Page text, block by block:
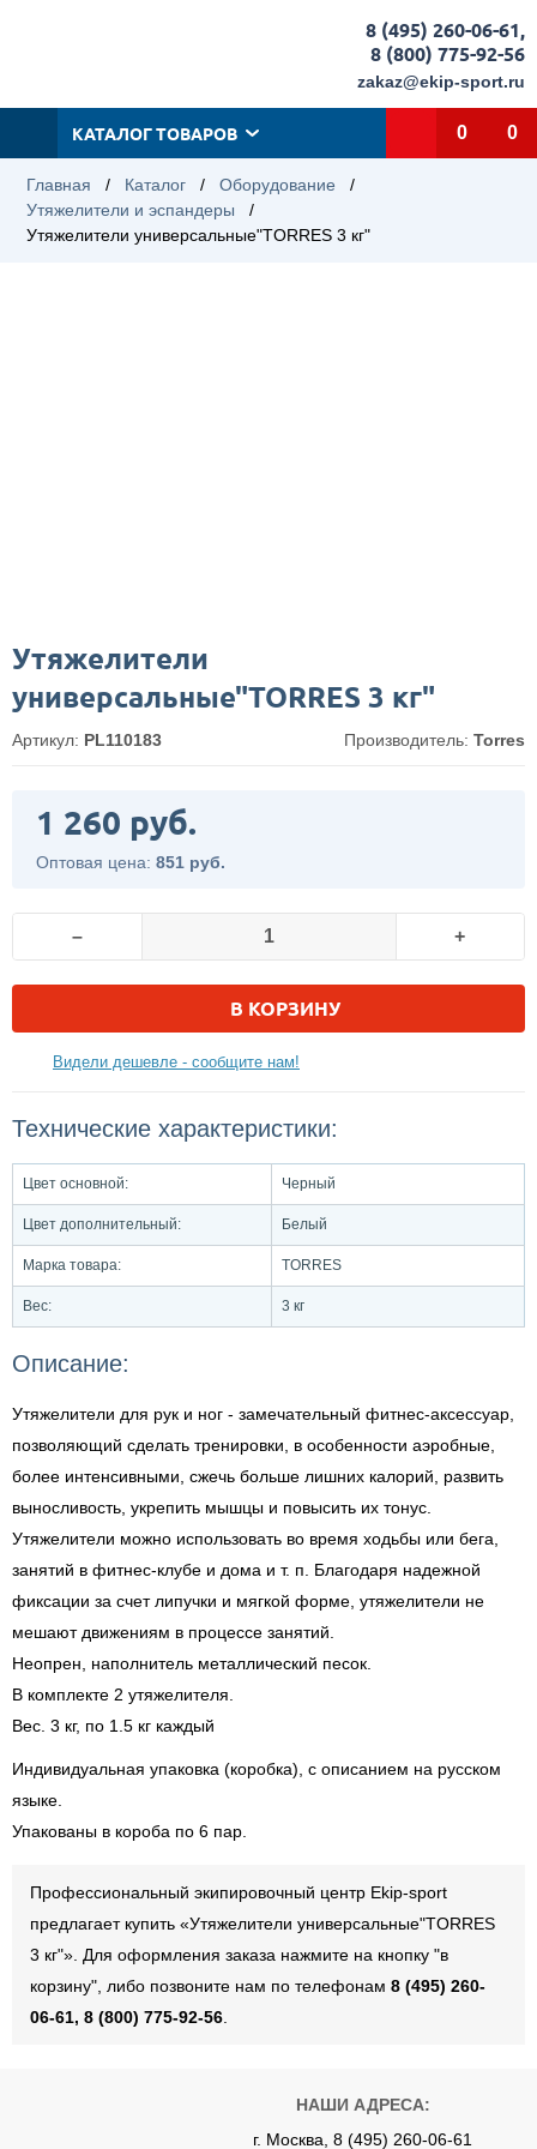
8 (495) 260-06-61,
8 (800) 775-92-56
zakaz@ekip-sport.ru
КАТАЛОГ ТОВАРОВ 0 0
Главная / Каталог / Оборудование
/
Утяжелители и эспандеры
/
Утяжелители универсальные"TORRES 3 кг"
Утяжелители
универсальные"TORRES 3 кг"
Артикул: PL110183 Производитель: Torres
1 260 руб.
Оптовая цена: 851 руб.
– +
В КОРЗИНУ
Видели дешевле - сообщите нам!
Технические характеристики:
Цвет основной: Черный
Цвет дополнительный: Белый
Марка товара: TORRES
Вес: 3 кг
Описание:
Утяжелители для рук и ног - замечательный фитнес-аксессуар,
позволяющий сделать тренировки, в особенности аэробные,
более интенсивными, сжечь больше лишних калорий, развить
выносливость, укрепить мышцы и повысить их тонус.
Утяжелители можно использовать во время ходьбы или бега,
занятий в фитнес-клубе и дома и т. п. Благодаря надежной
фиксации за счет липучки и мягкой форме, утяжелители не
мешают движениям в процессе занятий.
Неопрен, наполнитель металлический песок.
В комплекте 2 утяжелителя.
Вес. 3 кг, по 1.5 кг каждый
Индивидуальная упаковка (коробка), с описанием на русском
языке.
Упакованы в короба по 6 пар.
Профессиональный экипировочный центр Ekip-sport
предлагает купить «Утяжелители универсальные"TORRES
3 кг"». Для оформления заказа нажмите на кнопку "в
корзину", либо позвоните нам по телефонам 8 (495) 260-
06-61, 8 (800) 775-92-56
НАШИ АДРЕСА:
г. Москва, 8 (495) 260-06-61